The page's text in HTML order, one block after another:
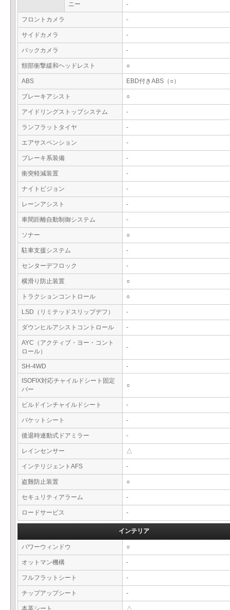
ニー -
フロントカメラ -
サイドカメラ -
バックカメラ -
頸部衝撃緩和ヘッドレスト ○
ABS EBD付きABS（○）
ブレーキアシスト ○
アイドリングストップシステム -
ランフラットタイヤ -
エアサスペンション -
ブレーキ系装備 -
衝突軽減装置 -
ナイトビジョン -
レーンアシスト -
車間距離自動制御システム -
ソナー ○
駐車支援システム -
センターデフロック -
横滑り防止装置 ○
トラクションコントロール ○
LSD（リミテッドスリップデフ） -
ダウンヒルアシストコントロール -
AYC（アクティブ・ヨー・コント
ロール）
-
SH-4WD
-
ISOFIX対応チャイルドシート固定
バー
○
ビルドインチャイルドシート -
バケットシート -
後退時連動式ドアミラー -
レインセンサー △
インテリジェントAFS -
盗難防止装置 ○
セキュリティアラーム -
ロードサービス -
インテリア
パワーウィンドウ ○
オットマン機構 -
フルフラットシート -
チップアップシート -
本革シート △